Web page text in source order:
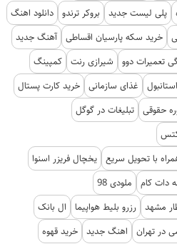
پلی لیست جدید بروکر ترندو دانلود اهنگ
خرید سکه پارسیان اقساطی آهنگ جدید
تعمیرات دوو شیرازی رنت کمپینگ
غذای سازمانی خرید کارت پستال
حقوقی تبلیغات در گوگل
با تحویل سریع یخچال فریزر اسنوا
دات کام
ملودی 98
مشهد رزرو بلیط هواپیما
ال بانک
در تهران اهنگ جدید خرید قهوه